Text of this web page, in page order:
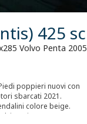
425 sc
Volvo Penta 2005
poppieri nuovi con
sbarcati 2021.
colore beige.
in ottimo stato.